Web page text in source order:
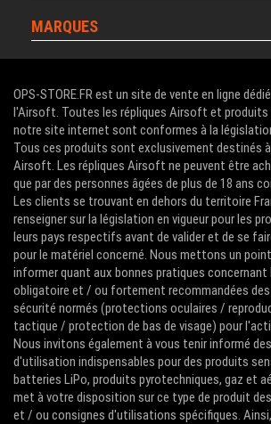
MARQUES
OPS-STORE.FR est un site de vente en ligne
l'Airsoft. Toutes les répliques Airsoft et produits
notre site internet sont conformes à la
Tous ces produits sont exclusivement destinés
Airsoft. Les répliques Airsoft ne peuvent être
que par des personnes âgées de plus de 18 ans
Les clients se trouvant en dehors du territoire
renseigner sur la législation en vigueur pour les
leurs pays respectifs avant de valider et de se
pour le matériel concerné. Nous mettons un
informer quant aux bonnes pratiques
obligatoire et / ou fortement recommandées
sécurité normés (protections oculaires /
tactique / protection de bas de visage) pour
Nous invitons également à vous tenir informé
d'utilisation indispensables pour des produits
batteries LiPo, produits pyrotechniques, gaz et
met à votre disposition sur ce type de produit
et / ou consignes d'utilisations spécifiques.